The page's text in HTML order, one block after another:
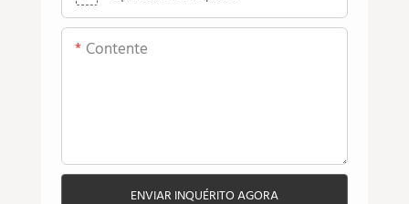
Contente
ENVIAR INQUÉRITO AGORA